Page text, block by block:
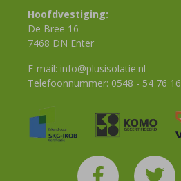
Hoofdvestiging:
De Bree 16
7468 DN Enter
E-mail: info@plusisolatie.nl
Telefoonnummer: 0548 - 54 76 16